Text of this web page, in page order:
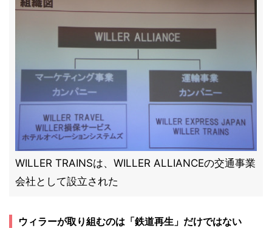
WILLER TRAINSは、WILLER ALLIANCEの交通事業
会社として設立された
ウィラーが取り組むのは「鉄道再生」だけではない